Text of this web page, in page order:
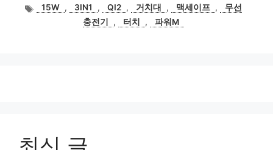
고
리
태15W , 3IN1 , QI2 , 거치대 , 맥세이프 ,
무선
충전기
, 터치 , 파워M